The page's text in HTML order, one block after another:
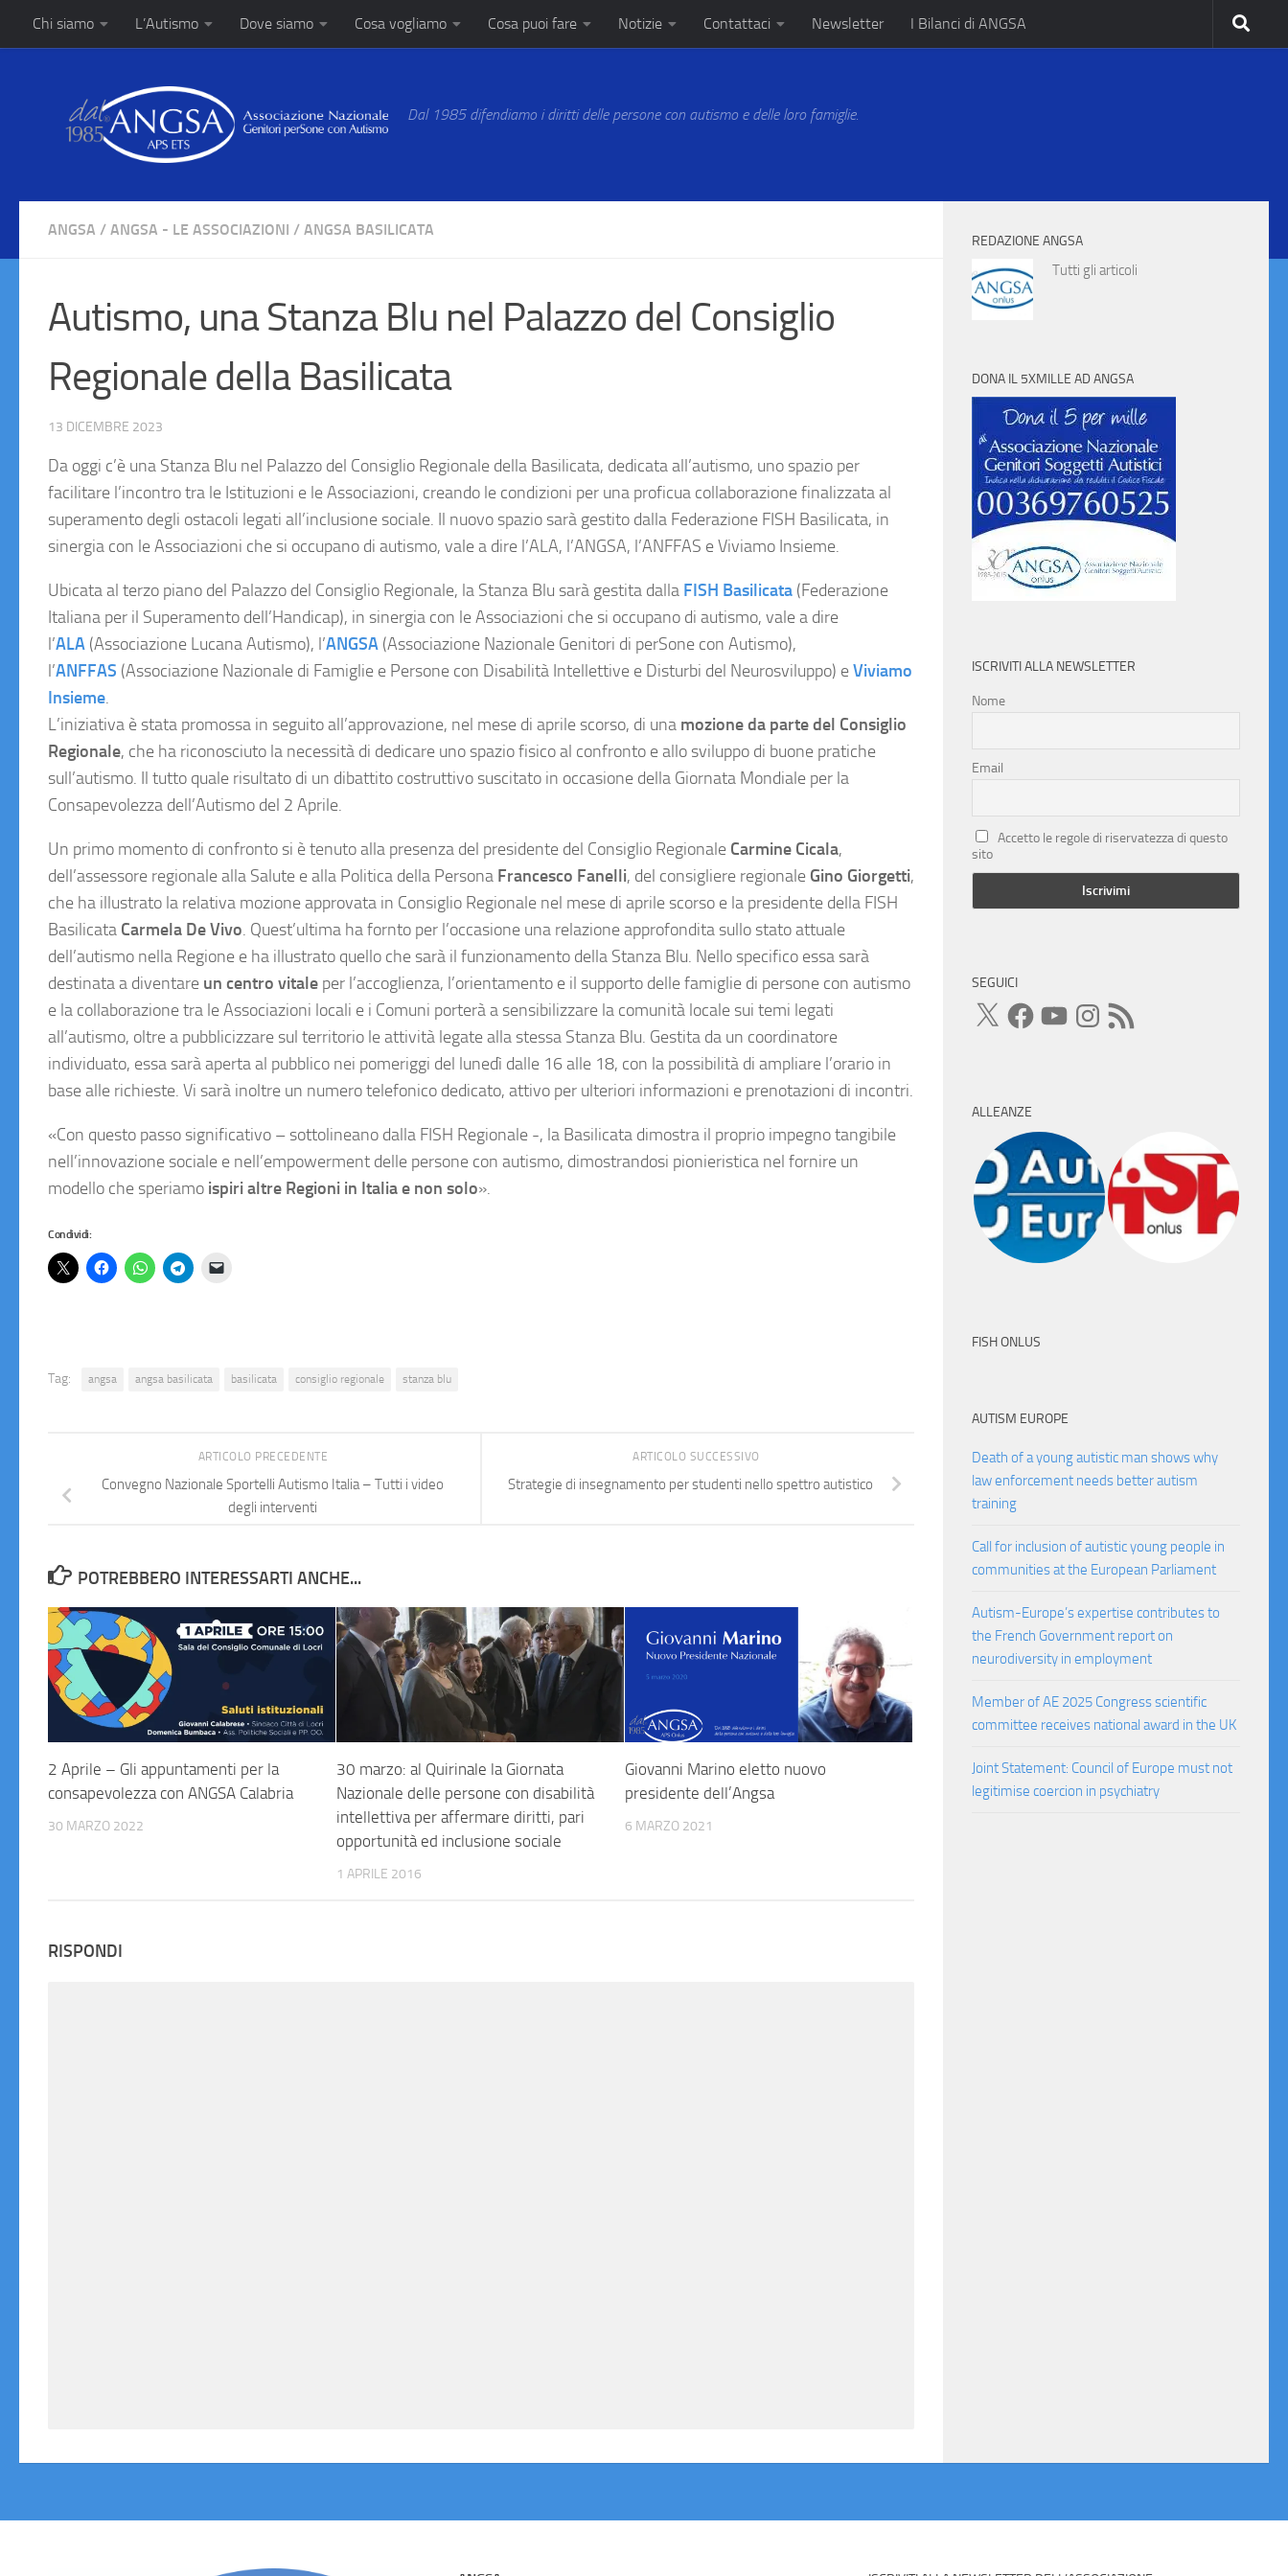
Salta al contenuto
Chi siamo L’Autismo Dove siamo Cosa vogliamo Cosa puoi fare Notizie Contattaci Newsletter I Bilanci di ANGSA
Dal 1985 difendiamo i diritti delle persone con autismo e delle loro famiglie.
ANGSA / ANGSA - LE ASSOCIAZIONI / ANGSA BASILICATA
Autismo, una Stanza Blu nel Palazzo del Consiglio
Regionale della Basilicata
13 DICEMBRE 2023
Da oggi c’è una Stanza Blu nel Palazzo del Consiglio Regionale della Basilicata, dedicata all’autismo, uno spazio per
facilitare l’incontro tra le Istituzioni e le Associazioni, creando le condizioni per una proficua collaborazione finalizzata al
superamento degli ostacoli legati all’inclusione sociale. Il nuovo spazio sarà gestito dalla Federazione FISH Basilicata, in
sinergia con le Associazioni che si occupano di autismo, vale a dire l’ALA, l’ANGSA, l’ANFFAS e Viviamo Insieme.
Ubicata al terzo piano del Palazzo del Consiglio Regionale, la Stanza Blu sarà gestita dalla FISH Basilicata (Federazione
Italiana per il Superamento dell’Handicap), in sinergia con le Associazioni che si occupano di autismo, vale a dire
l’ALA (Associazione Lucana Autismo), l’ANGSA (Associazione Nazionale Genitori di perSone con Autismo),
l’ANFFAS (Associazione Nazionale di Famiglie e Persone con Disabilità Intellettive e Disturbi del Neurosviluppo) eViviamo
Insieme.
L’iniziativa è stata promossa in seguito all’approvazione, nel mese di aprile scorso, di una mozione da parte del Consiglio
Regionale, che ha riconosciuto la necessità di dedicare uno spazio fisico al confronto e allo sviluppo di buone pratiche
sull’autismo. Il tutto quale risultato di un dibattito costruttivo suscitato in occasione della Giornata Mondiale per la
Consapevolezza dell’Autismo del 2 Aprile.
Un primo momento di confronto si è tenuto alla presenza del presidente del Consiglio Regionale Carmine Cicala,
dell’assessore regionale alla Salute e alla Politica della Persona Francesco Fanelli, del consigliere regionale Gino Giorgetti,
che ha illustrato la relativa mozione approvata in Consiglio Regionale nel mese di aprile scorso e la presidente della FISH
Basilicata Carmela De Vivo. Quest’ultima ha fornto per l’occasione una relazione approfondita sullo stato attuale
dell’autismo nella Regione e ha illustrato quello che sarà il funzionamento della Stanza Blu. Nello specifico essa sarà
destinata a diventare un centro vitale per l’accoglienza, l’orientamento e il supporto delle famiglie di persone con autismo
e la collaborazione tra le Associazioni locali e i Comuni porterà a sensibilizzare la comunità locale sui temi legati
all’autismo, oltre a pubblicizzare sul territorio le attività legate alla stessa Stanza Blu. Gestita da un coordinatore
individuato, essa sarà aperta al pubblico nei pomeriggi del lunedì dalle 16 alle 18, con la possibilità di ampliare l’orario in
base alle richieste. Vi sarà inoltre un numero telefonico dedicato, attivo per ulteriori informazioni e prenotazioni di incontri.
«Con questo passo significativo – sottolineano dalla FISH Regionale -, la Basilicata dimostra il proprio impegno tangibile
nell’innovazione sociale e nell’empowerment delle persone con autismo, dimostrandosi pionieristica nel fornire un
modello che speriamo ispiri altre Regioni in Italia e non solo».
Condividi:
Tag: angsa angsa basilicata basilicata consiglio regionale stanza blu
ARTICOLO SUCCESSIVO
Strategie di insegnamento per studenti nello spettro autistico
ARTICOLO PRECEDENTE
Convegno Nazionale Sportelli Autismo Italia – Tutti i video
degli interventi
POTREBBERO INTERESSARTI ANCHE...
2 Aprile – Gli appuntamenti per la
consapevolezza con ANGSA Calabria
30 MARZO 2022
30 marzo: al Quirinale la Giornata
Nazionale delle persone con disabilità
intellettiva per affermare diritti, pari
opportunità ed inclusione sociale
1 APRILE 2016
Giovanni Marino eletto nuovo
presidente dell’Angsa
6 MARZO 2021
RISPONDI
REDAZIONE ANGSA
Tutti gli articoli
DONA IL 5XMILLE AD ANGSA
ISCRIVITI ALLA NEWSLETTER
Nome
Email
Accetto le regole di riservatezza di questo
sito
SEGUICI
X FacebookYouTubeInstagram
Feed
RSS
ALLEANZE
FISH ONLUS
AUTISM EUROPE
Death of a young autistic man shows why
law enforcement needs better autism
training
Call for inclusion of autistic young people in
communities at the European Parliament
Autism-Europe’s expertise contributes to
the French Government report on
neurodiversity in employment
Member of AE 2025 Congress scientific
committee receives national award in the UK
Joint Statement: Council of Europe must not
legitimise coercion in psychiatry